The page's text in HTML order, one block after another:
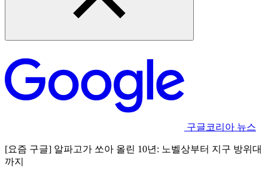
구글코리아 뉴스
[요즘 구글] 알파고가 쏘아 올린 10년: 노벨상부터 지구 방위대
까지